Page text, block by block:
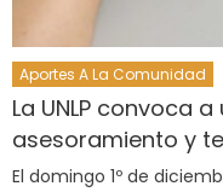
Aportes A La Comunidad
La UNLP convoca
asesoramiento y
El domingo 1º de